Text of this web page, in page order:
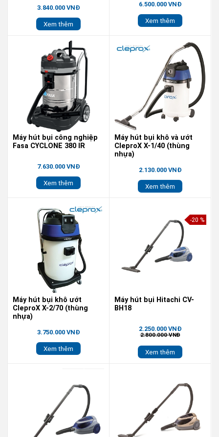
3.840.000 VNĐ
Xem thêm
6.500.000 VNĐ
Xem thêm
Máy hút bụi công nghiệp
Fasa CYCLONE 380 IR
7.630.000 VNĐ
Xem thêm
Máy hút bụi khô và ướt
CleproX X-1/40 (thùng
nhựa)
2.130.000 VNĐ
Xem thêm
Máy hút bụi khô ướt
CleproX X-2/70 (thùng
nhựa)
3.750.000 VNĐ
Xem thêm
Máy hút bụi Hitachi CV-
BH18
2.250.000 VNĐ
2.800.000 VNĐ
-20 %
Xem thêm